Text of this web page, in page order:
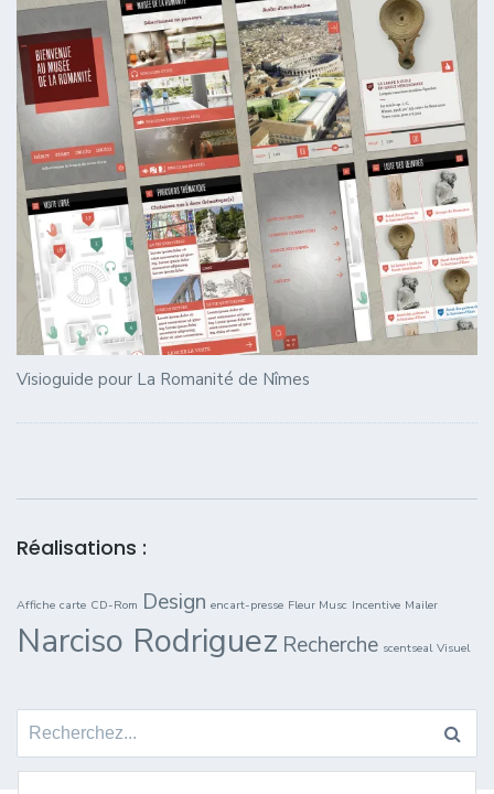
Visioguide pour La Romanité de Nîmes
Réalisations :
Affiche carte CD-Rom Design encart-presse Fleur Musc Incentive Mailer
Narciso Rodriguez Recherche scentseal Visuel
Search for: